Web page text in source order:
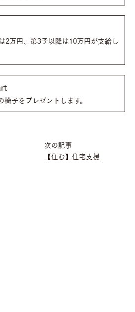
2万円、第3子以降は10万円が支給し
子をプレゼントします。
次の記事
【住む】住宅支援